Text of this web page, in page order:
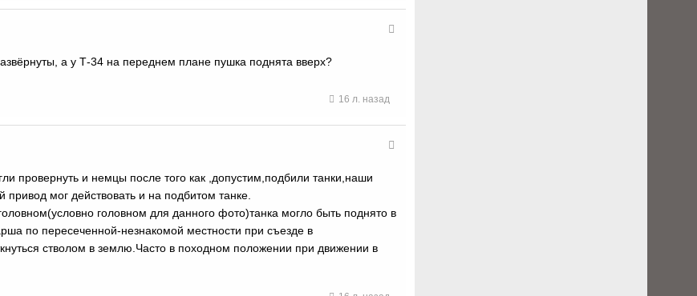
а у Т-34 на переднем плане пушка поднята вверх?
16 л. назад
провернуть и немцы после того как ,допустим,подбили танки,наши
мог действовать и на подбитом танке.
головном для данного фото)танка могло быть поднято в
по пересеченной-незнакомой местности при съезде в
стволом в землю.Часто в походном положении при движении в